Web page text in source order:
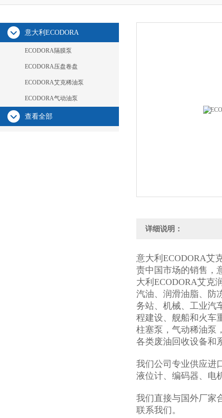
意大利ECODORA
ECODORA隔膜泵
ECODORA压盘卷盘
ECODORA艾克稀油泵
ECODORA气动油泵
查看全部
详细说明：
意大利ECODORA艾
责中国市场的销售，
大利ECODORA艾克
汽油、润滑油脂、防
务站、机械、工业汽
程建设、舰船和火车
柱塞泵，气动稀油泵
各类废油回收设备和
我们公司专业供应进
液位计、编码器、电
我们直接与国外厂家
联系我们。